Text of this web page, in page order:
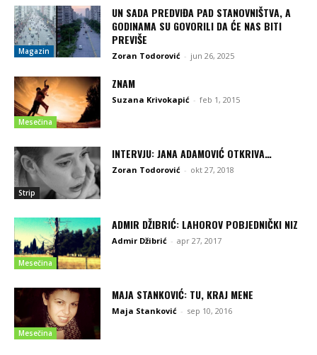
Magazin
UN SADA PREDVIĐA PAD STANOVNIŠTVA, A
GODINAMA SU GOVORILI DA ĆE NAS BITI
PREVIŠE
Zoran Todorović - jun 26, 2025
Mesečina
ZNAM
Suzana Krivokapić - feb 1, 2015
Strip
INTERVJU: JANA ADAMOVIĆ OTKRIVA…
Zoran Todorović - okt 27, 2018
Mesečina
ADMIR DŽIBRIĆ: LAHOROV POBJEDNIČKI NIZ
Admir Džibrić - apr 27, 2017
Mesečina
MAJA STANKOVIĆ: TU, KRAJ MENE
Maja Stanković - sep 10, 2016